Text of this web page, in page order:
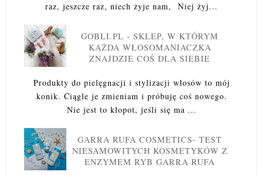
raz, jeszcze raz, niech żyje nam, Niej żyj...
GOBLI.PL - SKLEP, W KTÓRYM
KAŻDA WŁOSOMANIACZKA
ZNAJDZIE COŚ DLA SIEBIE
Produkty do pielęgnacji i stylizacji włosów to mój
konik. Ciągle je zmieniam i próbuję coś nowego.
Nie jest to kłopot, jeśli się ma ...
GARRA RUFA COSMETICS- TEST
NIESAMOWITYCH KOSMETYKÓW Z
ENZYMEM RYB GARRA RUFA